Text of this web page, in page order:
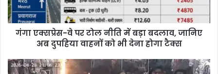
गंगा एक्सप्रेस-वे पर टोल नीति में बड़ा बदलाव, जानिए
अब दुपहिया वाहनों को भी देना होगा टैक्स